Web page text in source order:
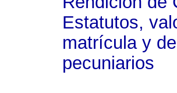
Estatutos,
matrícula y
pecuniarios